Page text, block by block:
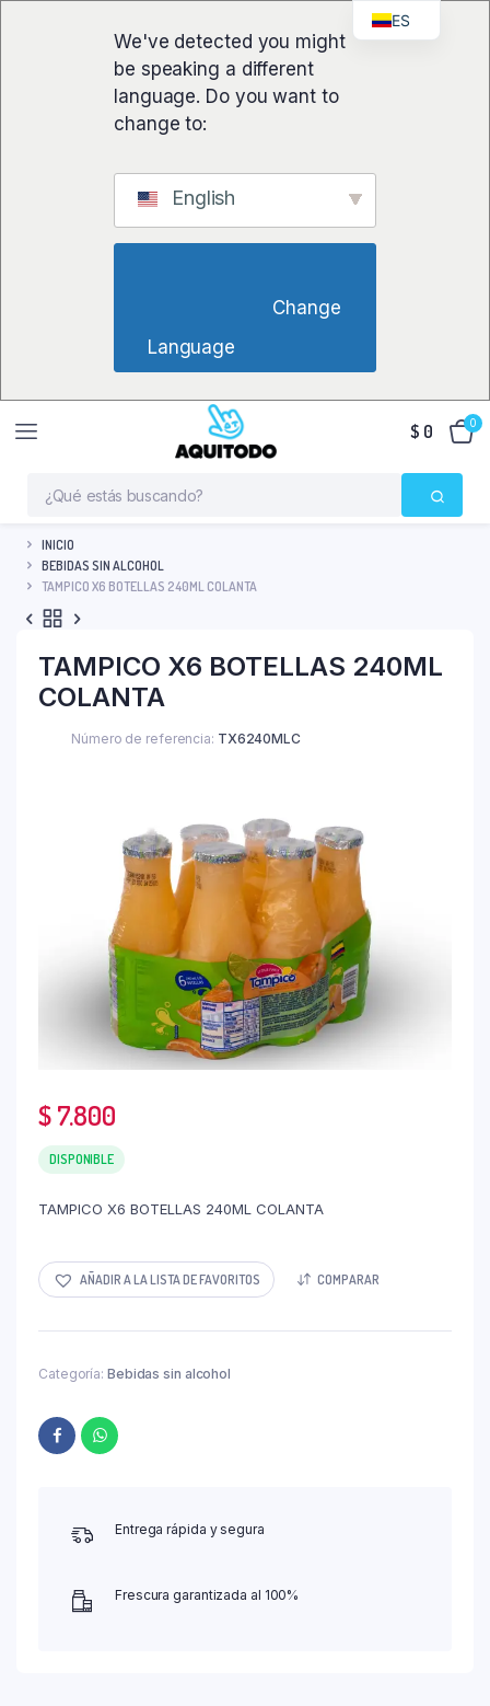
We've detected you might
be speaking a different
language. Do you want to
change to:
English
Language
$ 0 0
INICIO
BEBIDAS SIN ALCOHOL
TAMPICO X6 BOTELLAS 240ML COLANTA
TAMPICO X6 BOTELLAS 240ML
COLANTA
Número de referencia: TX6240MLC
$7.800
DISPONIBLE
TAMPICO X6 BOTELLAS 240ML COLANTA
AÑADIR A LA LISTA DE FAVORITOS COMPARAR
Categoría: Bebidas sin alcohol
Entrega rápida y segura
Frescura garantizada al 100%
ES